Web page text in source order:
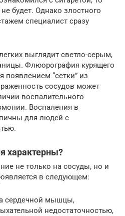
будет. Однако злостного
специалист сразу
выглядит светло-серым,
Флюорография курящего
появлением “сетки” из
сосудов может
воспалительного
Воспаления в
для людей с
характерны?
не только на сосуды, но и
в следующем:
сердечной мышцы,
недостаточностью,